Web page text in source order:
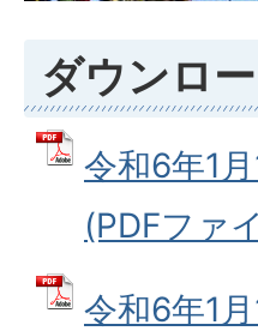
ダウンロ
令和6年1
(PDFファ
令和6年1